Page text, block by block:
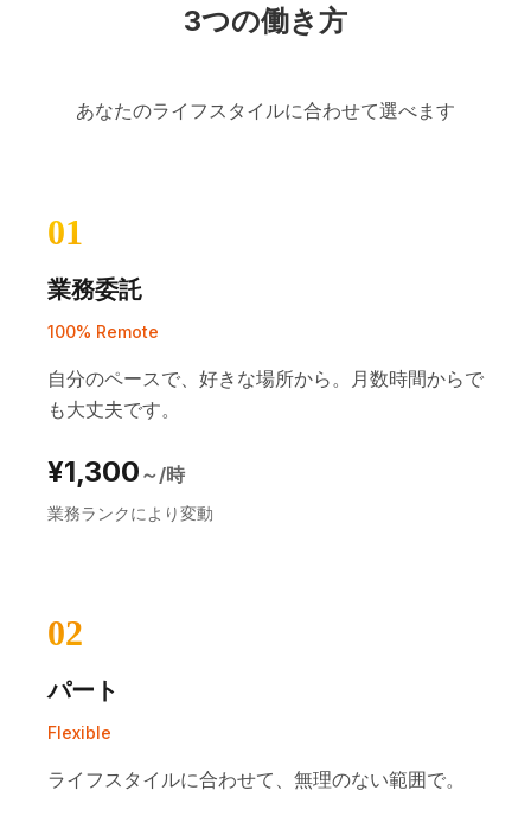
3つの働き方
あなたのライフスタイルに合わせて選べます
01
業務委託
100% Remote
自分のペースで、好きな場所から。月数時間からで
も大丈夫です。
¥1,300 ～/時
業務ランクにより変動
02
パート
Flexible
ライフスタイルに合わせて、無理のない範囲で。